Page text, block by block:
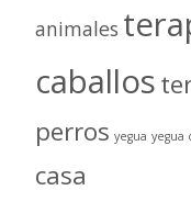
animales
caballos
perros yegua yegua
casa